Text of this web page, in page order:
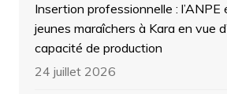
Insertion professionnelle : l’ANPE
jeunes maraîchers à Kara en vue
capacité de production
24 juillet 2026